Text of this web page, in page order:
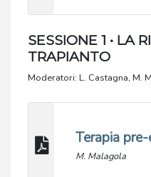
SESSIONE 1 • LA
TRAPIANTO
Moderatori: L. Castagna, M.
Terapia
M. Malagola